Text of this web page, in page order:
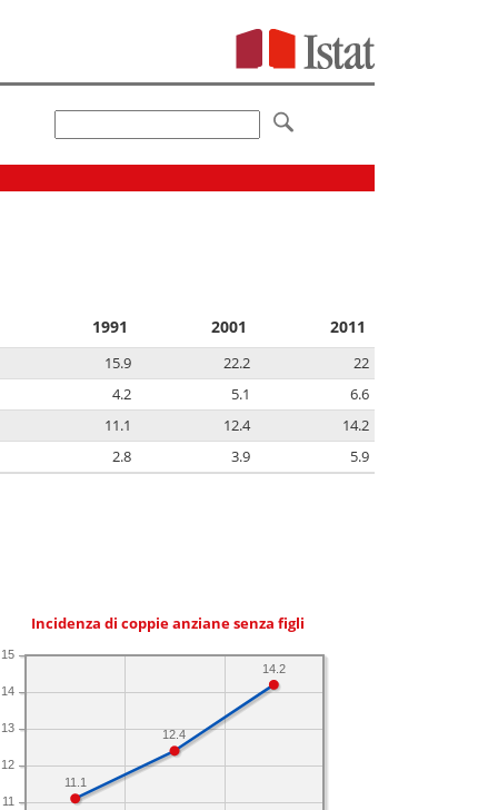
1991 2001 2011
15.9 22.2
22
4.2 5.1
6.6
11.1 12.4
14.2
2.8 3.9 5.9
Incidenza di coppie anziane senza figli
11
12
13
14
15
14.2
12.4
11.1